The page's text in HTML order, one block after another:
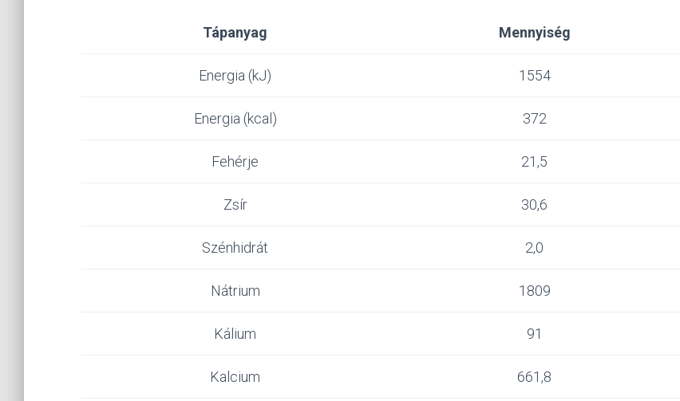
Tápanyag Mennyiség
Energia (kJ) 1554
Energia (kcal) 372
Fehérje 21,5
Zsír 30,6
Szénhidrát 2,0
Nátrium 1809
Kálium 91
Kalcium 661,8